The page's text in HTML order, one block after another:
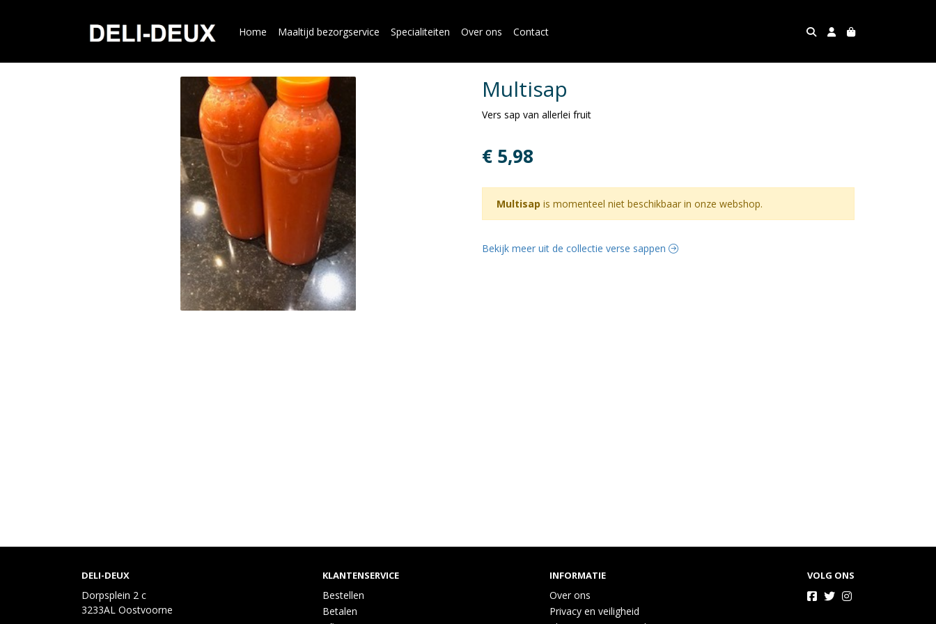
Home Maaltijd bezorgservice Specialiteiten Over ons Contact
Multisap
Vers sap van allerlei fruit
€ 5,98
Multisap is momenteel niet beschikbaar in onze webshop.
Bekijk meer uit de collectie verse sappen
DELI-DEUX
Dorpsplein 2 c
3233AL Oostvoorne
KLANTENSERVICE
Bestellen
Betalen
INFORMATIE
Over ons
Privacy en veiligheid
VOLG ONS